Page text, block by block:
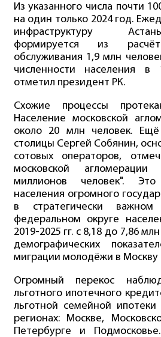
Из указанного числа почти
на один только 2024 год.
инфраструктуру
формируется из
обслуживания 1,9 млн
численности населения
отметил президент РК.
Схожие процессы
Население московской
около 20 млн человек.
столицы Сергей Собянин,
сотовых операторов,
московской
миллионов человек".
населения огромного
в стратегически важном
федеральном округе
2019-2025 гг. с 8,18 до 7,86
демографических
миграции молодёжи в Москву
Огромный перекос
льготного ипотечного
льготной семейной ипотеки
регионах: Москве,
Петербурге и